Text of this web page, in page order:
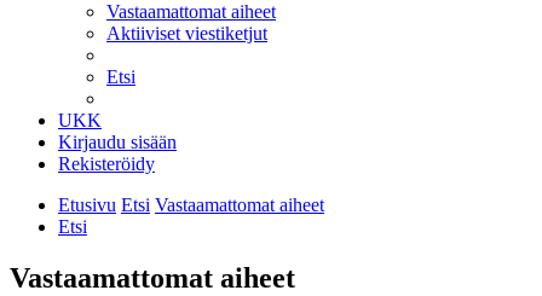
Vastaamattomat aiheet
Aktiiviset viestiketjut
Etsi
UKK
Kirjaudu sisään
Rekisteröidy
Etusivu Etsi Vastaamattomat aiheet
Etsi
Vastaamattomat aiheet